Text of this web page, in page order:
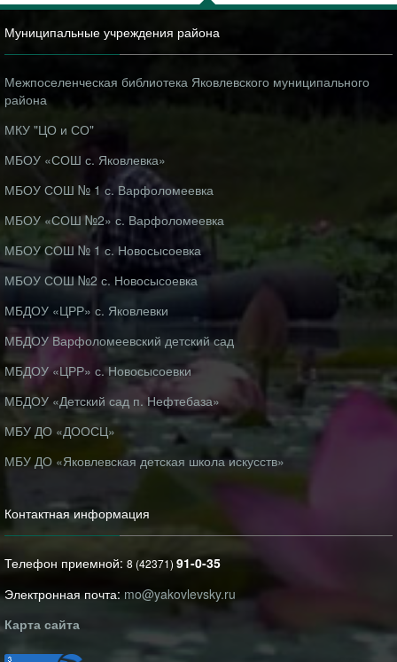
Муниципальные учреждения района
Межпоселенческая библиотека Яковлевского муниципального
района
МКУ "ЦО и СО"
МБОУ «СОШ с. Яковлевка»
МБОУ СОШ № 1 с. Варфоломеевка
МБОУ «СОШ №2» с. Варфоломеевка
МБОУ СОШ № 1 с. Новосысоевка
МБОУ СОШ №2 с. Новосысоевка
МБДОУ «ЦРР» с. Яковлевки
МБДОУ Варфоломеевский детский сад
МБДОУ «ЦРР» с. Новосысоевки
МБДОУ «Детский сад п. Нефтебаза»
МБУ ДО «ДООСЦ»
МБУ ДО «Яковлевская детская школа искусств»
Контактная информация
Телефон приемной: 8 (42371) 91-0-35
Электронная почта: mo@yakovlevsky.ru
Карта сайта